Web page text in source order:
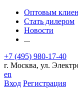
Оптовым
Стать дилером
Новости
...
+7 (495) 980-17-40
г. Москва, ул.
en
Вход Регистрация